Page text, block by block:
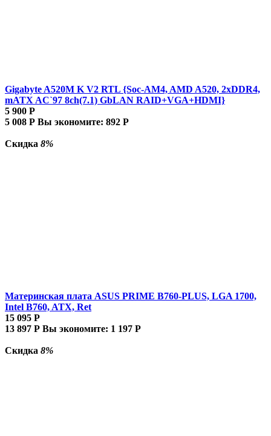
Gigabyte A520M K V2 RTL {Soc-AM4, AMD A520, 2xDDR4,
mATX AC`97 8ch(7.1) GbLAN RAID+VGA+HDMI}
5 900 Р
5 008 Р Вы экономите: 892 Р
Скидка 8%
Материнская плата ASUS PRIME B760-PLUS, LGA 1700,
Intel B760, ATX, Ret
15 095 Р
13 897 Р Вы экономите: 1 197 Р
Скидка 8%